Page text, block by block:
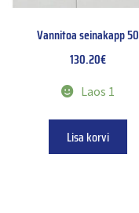
Vannitoa seinakapp 50
130.20€
Laos 1
Lisa korvi